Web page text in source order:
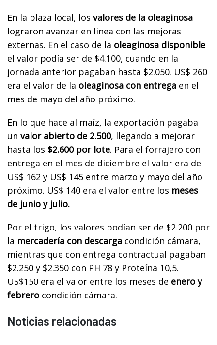
En la plaza local, los valores de la oleaginosa
lograron avanzar en linea con las mejoras
externas. En el caso de la oleaginosa disponible
el valor podía ser de $4.100, cuando en la
jornada anterior pagaban hasta $2.050. US$ 260
era el valor de la oleaginosa con entrega en el
mes de mayo del año próximo.
En lo que hace al maíz, la exportación pagaba
un valor abierto de 2.500, llegando a mejorar
hasta los $2.600 por lote. Para el forrajero con
entrega en el mes de diciembre el valor era de
US$ 162 y US$ 145 entre marzo y mayo del año
próximo. US$ 140 era el valor entre los meses
de junio y julio.
Por el trigo, los valores podían ser de $2.200 por
la mercadería con descarga condición cámara,
mientras que con entrega contractual pagaban
$2.250 y $2.350 con PH 78 y Proteína 10,5.
US$150 era el valor entre los meses de enero y
febrero condición cámara.
Noticias relacionadas